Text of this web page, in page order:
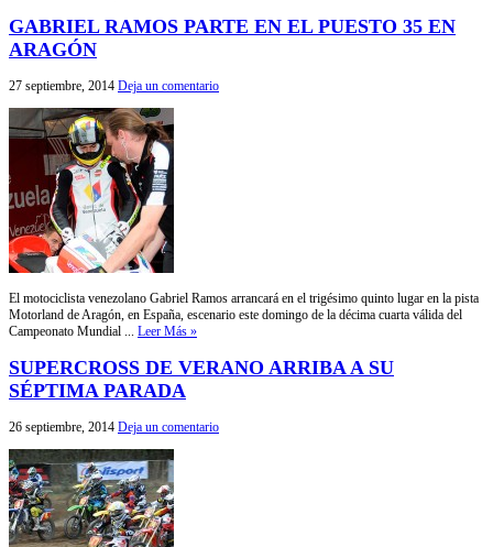
GABRIEL RAMOS PARTE EN EL PUESTO 35 EN
ARAGÓN
27 septiembre, 2014 Deja un comentario
El motociclista venezolano Gabriel Ramos arrancará en el trigésimo quinto lugar en la pista
Motorland de Aragón, en España, escenario este domingo de la décima cuarta válida del
Campeonato Mundial ... Leer Más »
SUPERCROSS DE VERANO ARRIBA A SU
SÉPTIMA PARADA
26 septiembre, 2014 Deja un comentario